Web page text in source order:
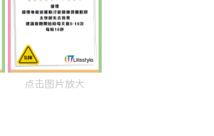
点击图片放大